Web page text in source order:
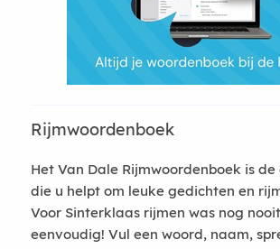
Rijmwoordenboek
Het Van Dale Rijmwoordenboek is
die u helpt om leuke gedichten en
Voor Sinterklaas rijmen was nog
eenvoudig! Vul een woord, naam,